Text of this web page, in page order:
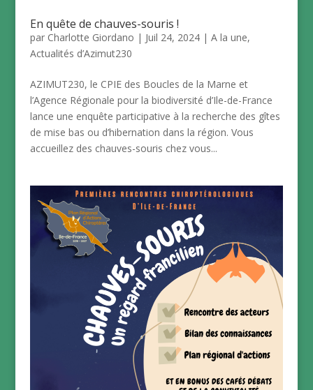
En quête de chauves-souris !
par Charlotte Giordano | Juil 24, 2024| A la une,
Actualités d’Azimut230
AZIMUT230, le CPIE des Boucles de la Marne et
l’Agence Régionale pour la biodiversité d’Ile-de-France
lance une enquête participative à la recherche des gîtes
de mise bas ou d’hibernation dans la région. Vous
accueillez des chauves-souris chez vous...